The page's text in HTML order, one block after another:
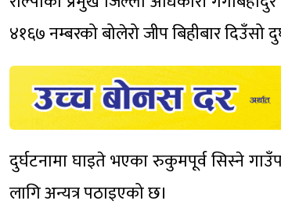
४१६७ नम्बरको बोलेरो जीप बिहीबार दिउँसो
दुर्घटनामा घाइते भएका रुकुमपूर्व सिस्ने
लागि अन्यत्र पठाइएको छ।